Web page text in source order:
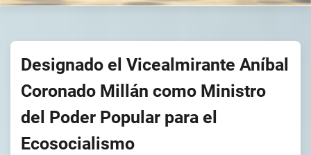
Designado el Vicealmirante Aníbal
Coronado Millán como Ministro
del Poder Popular para el
Ecosocialismo